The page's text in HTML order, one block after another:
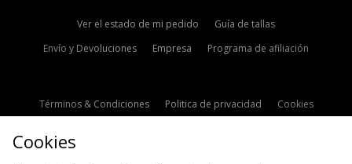
Ver el estado de mi pedido
Guía de tallas
Envío y Devoluciones
Empresa Programa de afiliación
Términos & Condiciones Politica de privacidad
Cookies
Cookies